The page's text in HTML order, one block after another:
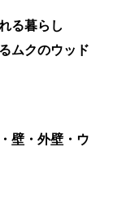
る暮らし
ムクのウッド
壁・外壁・ウ